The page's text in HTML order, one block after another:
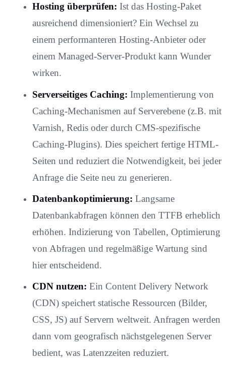
Hosting überprüfen: Ist das Hosting-Paket
ausreichend dimensioniert? Ein Wechsel zu
einem performanteren Hosting-Anbieter oder
einem Managed-Server-Produkt kann Wunder
wirken.
Serverseitiges Caching: Implementierung von
Caching-Mechanismen auf Serverebene (z.B. mit
Varnish, Redis oder durch CMS-spezifische
Caching-Plugins). Dies speichert fertige HTML-
Seiten und reduziert die Notwendigkeit, bei jeder
Anfrage die Seite neu zu generieren.
Datenbankoptimierung: Langsame
Datenbankabfragen können den TTFB erheblich
erhöhen. Indizierung von Tabellen, Optimierung
von Abfragen und regelmäßige Wartung sind
hier entscheidend.
CDN nutzen: Ein Content Delivery Network
(CDN) speichert statische Ressourcen (Bilder,
CSS, JS) auf Servern weltweit. Anfragen werden
dann vom geografisch nächstgelegenen Server
bedient, was Latenzzeiten reduziert.